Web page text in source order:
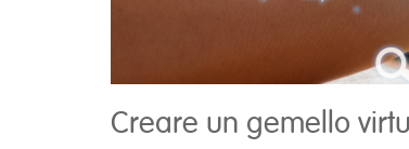
Creare un gemello